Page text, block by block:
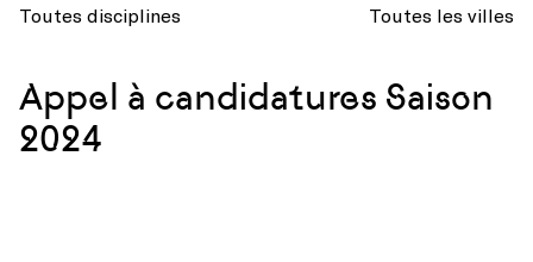
Toutes disciplines Toutes les villes
Appel à candidatures Saison
2024